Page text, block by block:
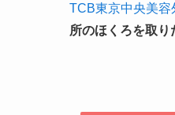
TCB東京中央美容
所のほくろを取り